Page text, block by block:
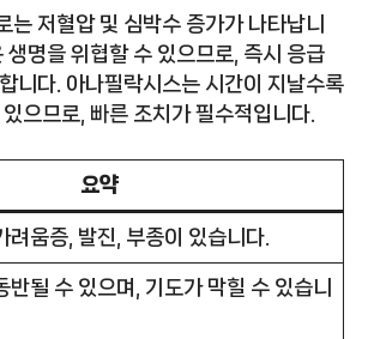
는 저혈압 및 심박수 증가가 나타납니
생명을 위협할 수 있으므로, 즉시 응급
니다. 아나필락시스는 시간이 지날수록
으므로, 빠른 조치가 필수적입니다.
요약
려움증, 발진, 부종이 있습니다.
반될 수 있으며, 기도가 막힐 수 있습니